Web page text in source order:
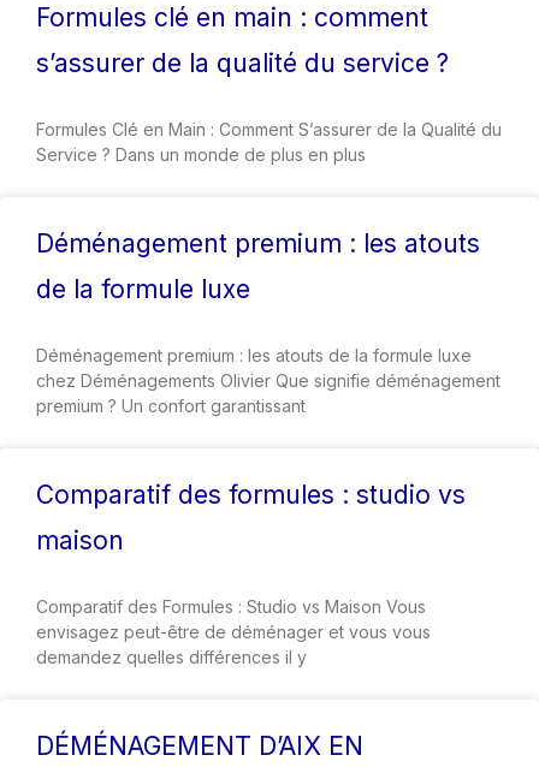
Formules clé en main : comment
s’assurer de la qualité du service ?
Formules Clé en Main : Comment S’assurer de la Qualité du
Service ? Dans un monde de plus en plus
Déménagement premium : les atouts
de la formule luxe
Déménagement premium : les atouts de la formule luxe
chez Déménagements Olivier Que signifie déménagement
premium ? Un confort garantissant
Comparatif des formules : studio vs
maison
Comparatif des Formules : Studio vs Maison Vous
envisagez peut-être de déménager et vous vous
demandez quelles différences il y
DÉMÉNAGEMENT D’AIX EN